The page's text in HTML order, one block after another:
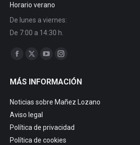
Horario verano
De lunes a viernes:
De 7:00 a 14:30 h.
Encuéntranos en:
opens
in
new
window
opens
new
window
YouTube
opens
window
Instagram
opens
in
window
MÁS INFORMACIÓN
Noticias sobre Mañez Lozano
Aviso legal
Política de privacidad
Política de cookies